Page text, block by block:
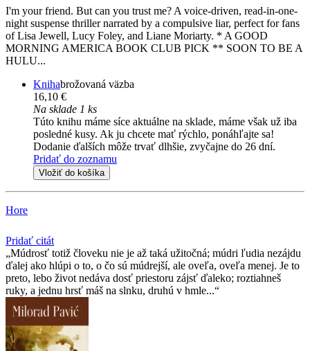
I'm your friend. But can you trust me? A voice-driven, read-in-one-
night suspense thriller narrated by a compulsive liar, perfect for fans
of Lisa Jewell, Lucy Foley, and Liane Moriarty. * A GOOD
MORNING AMERICA BOOK CLUB PICK ** SOON TO BE A
HULU...
Knihabrožovaná väzba
16,10 €
Na sklade 1 ks
Túto knihu máme síce aktuálne na sklade, máme však už iba
posledné kusy. Ak ju chcete mať rýchlo, ponáhľajte sa!
Dodanie ďalších môže trvať dlhšie, zvyčajne do 26 dní.
Pridať do zoznamu
Vložiť do košíka
Hore
Pridať citát
Múdrosť totiž človeku nie je až taká užitočná; múdri ľudia nezájdu
ďalej ako hlúpi o to, o čo sú múdrejší, ale oveľa, oveľa menej. Je to
preto, lebo život nedáva dosť priestoru zájsť ďaleko; roztiahneš
ruky, a jednu hrsť máš na slnku, druhú v hmle...